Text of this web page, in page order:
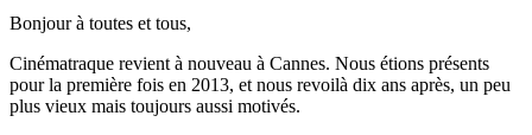
Bonjour à toutes et tous,
Cinématraque revient à nouveau à Cannes. Nous étions présents
pour la première fois en 2013, et nous revoilà dix ans après, un peu
plus vieux mais toujours aussi motivés.